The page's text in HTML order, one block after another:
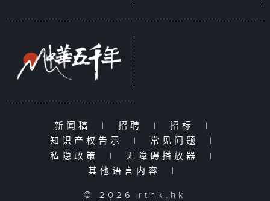
新闻稿 | 招聘 | 招标
|
知识产权告示
| 常见问题
|
私隐政策
| 无障碍播放器
|
其他语言内容
|
© 2026 rthk.hk